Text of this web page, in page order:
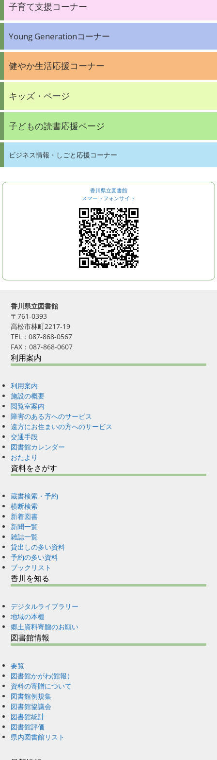
子育て支援コーナー
Young Generationコーナー
健やか生活応援コーナー
キッズ・ページ
子どもの読書応援ページ
ビジネス情報・しごと応援コーナー
香川県立図書館
スマートフォンサイト
香川県立図書館
〒761-0393
高松市林町2217-19
TEL：087-868-0567
FAX：087-868-0607
利用案内
利用案内
施設の概要
閲覧室案内
障害のある方へのサービス
遠方にお住まいの方へのサービス
交通手段
図書館カレンダー
おたより
資料をさがす
蔵書検索・予約
横断検索
新着図書
新聞一覧
雑誌一覧
貸出しの多い資料
予約の多い資料
ブックリスト
香川を知る
デジタルライブラリー
地域の本棚
郷土資料寄贈のお願い
図書館情報
要覧
図書館かがわ(館報）
資料の寄贈について
図書館例規集
図書館協議会
図書館統計
図書館評価
県内図書館リスト